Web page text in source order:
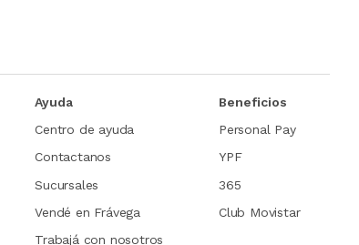
Ayuda
Centro de ayuda
Contactanos
Sucursales
Vendé en Frávega
Trabajá con nosotros
Beneficios
Personal Pay
YPF
365
Club Movistar